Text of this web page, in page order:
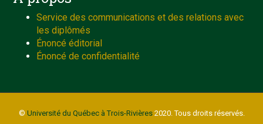
Service des communications et des relations avec
les diplômés
Énoncé éditorial
Énoncé de confidentialité
© Université du Québec à Trois-Rivières2020. Tous droits réservés.